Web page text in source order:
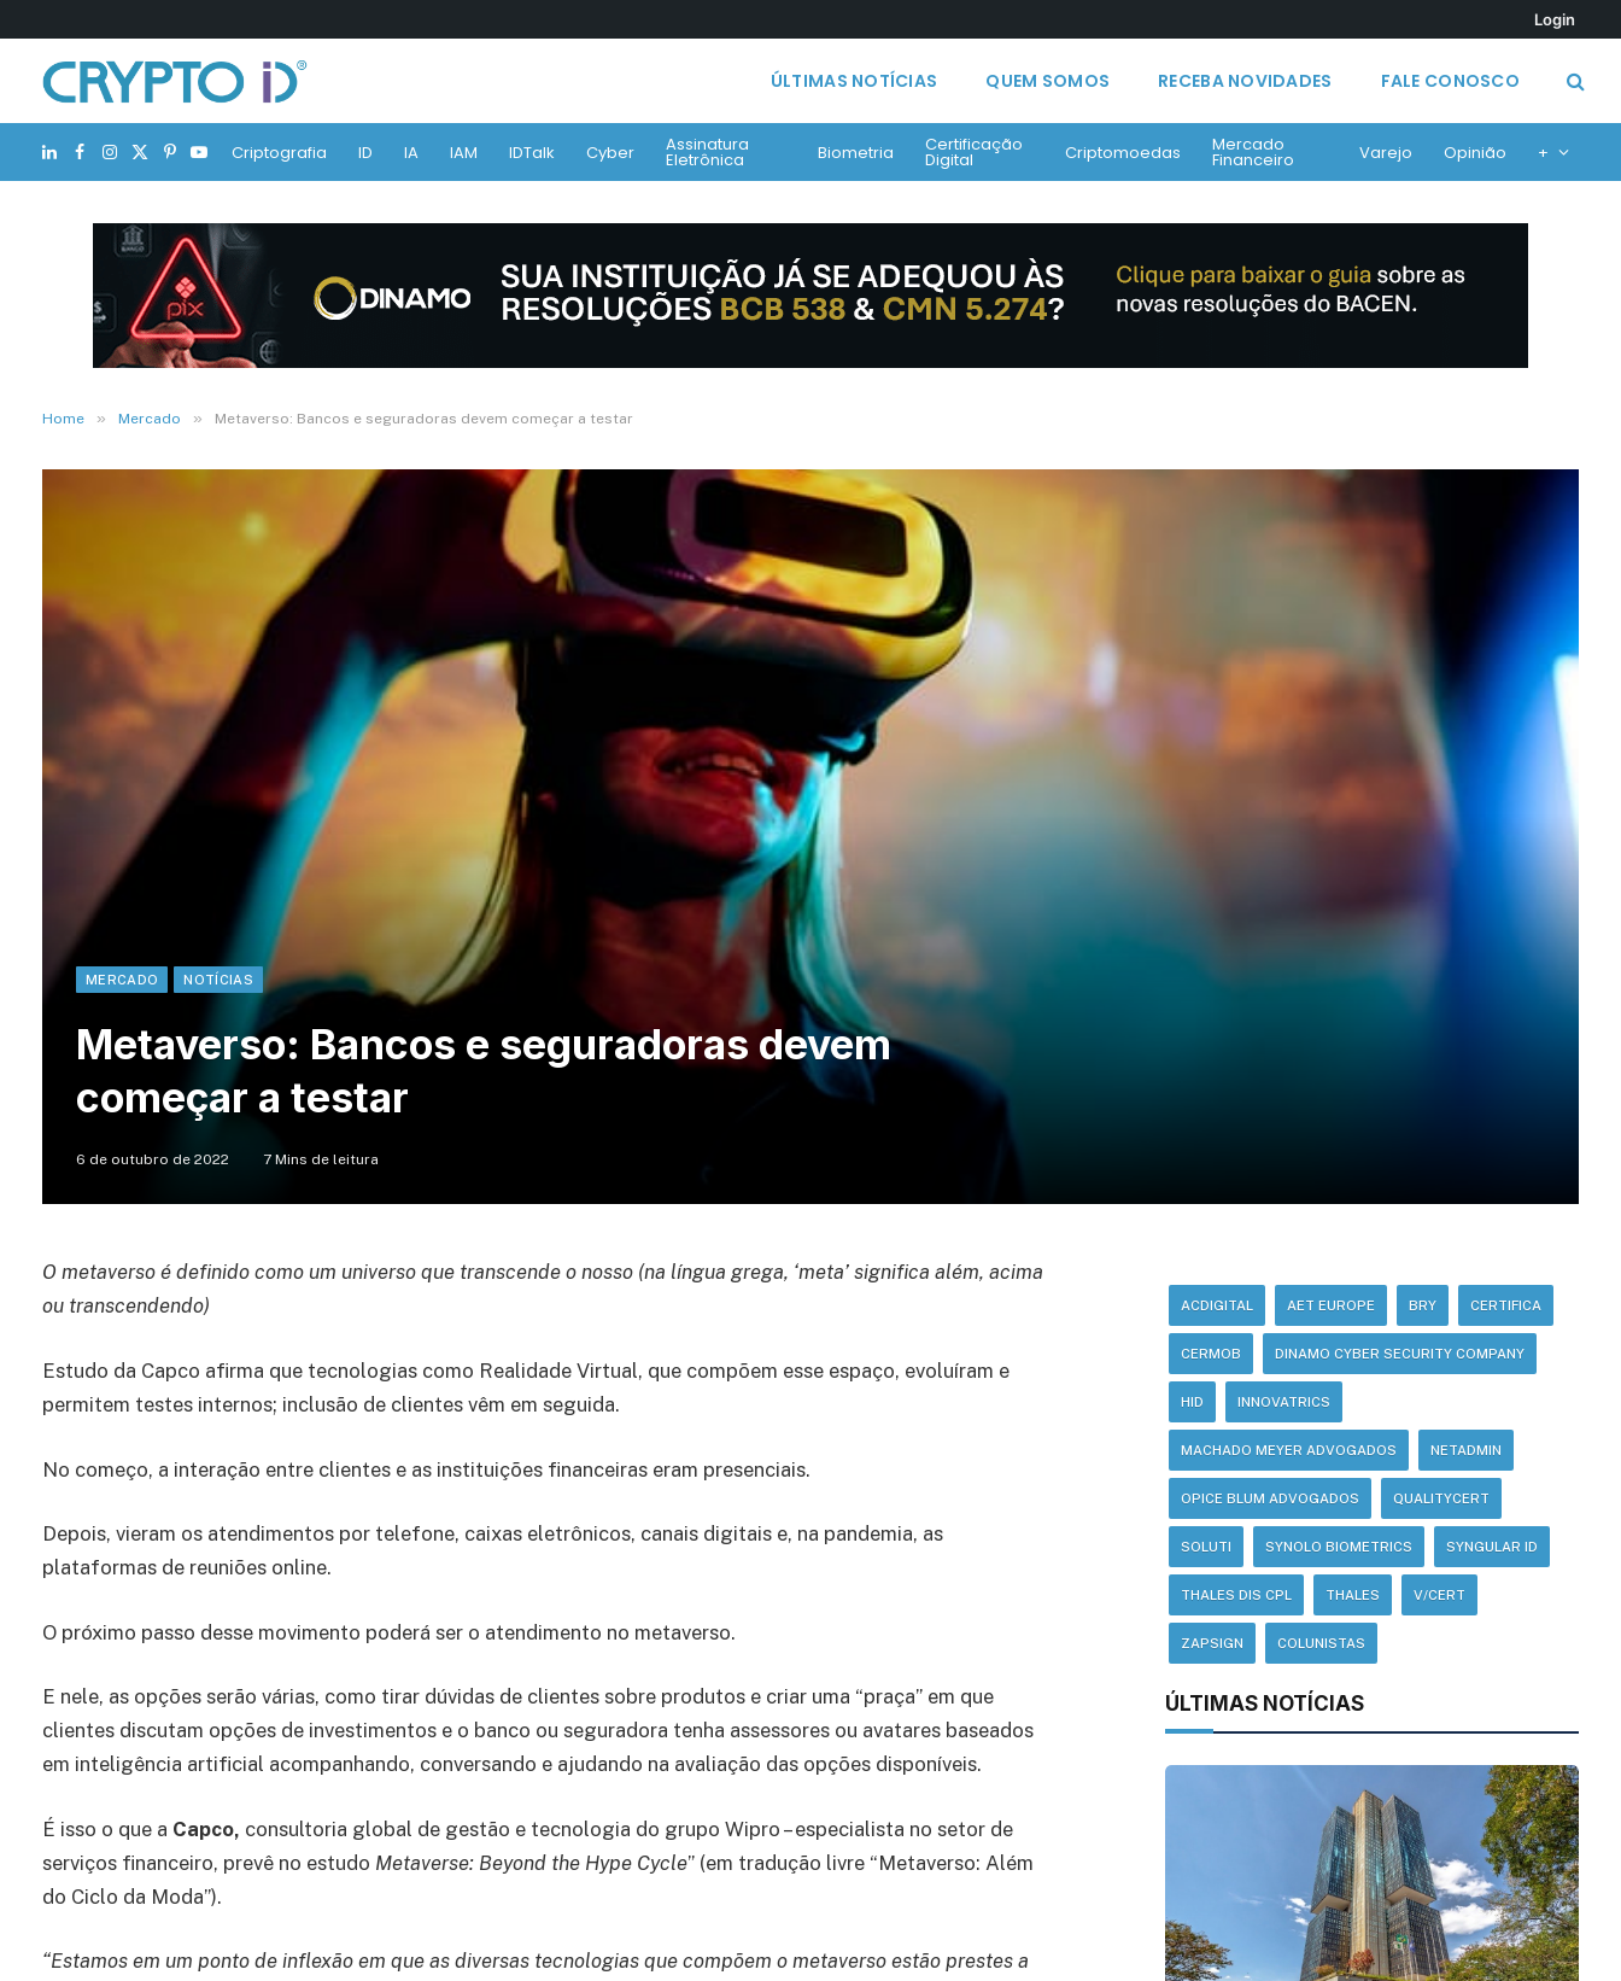
Login
ÚLTIMAS NOTÍCIAS QUEM SOMOS RECEBA NOVIDADES FALE CONOSCO
LinkedIn
Facebook
Instagram
X
(Twitter)
Pinterest
YouTubeCriptografia ID IA IAM IDTalk Cyber Assinatura
Eletrônica Biometria Certificação
Digital Criptomoedas Mercado
Financeiro Varejo Opinião +
Home » Mercado » Metaverso: Bancos e seguradoras devem começar a testar
MERCADO NOTÍCIAS
Metaverso: Bancos e seguradoras devem
começar a testar
6 de outubro de 2022 7 Mins de leitura
O metaverso é definido como um universo que transcende o nosso (na língua grega, ‘meta’ significa além, acima
ou transcendendo)
Estudo da Capco afirma que tecnologias como Realidade Virtual, que compõem esse espaço, evoluíram e
permitem testes internos; inclusão de clientes vêm em seguida.
No começo, a interação entre clientes e as instituições financeiras eram presenciais.
Depois, vieram os atendimentos por telefone, caixas eletrônicos, canais digitais e, na pandemia, as
plataformas de reuniões online.
O próximo passo desse movimento poderá ser o atendimento no metaverso.
E nele, as opções serão várias, como tirar dúvidas de clientes sobre produtos e criar uma “praça” em que
clientes discutam opções de investimentos e o banco ou seguradora tenha assessores ou avatares baseados
em inteligência artificial acompanhando, conversando e ajudando na avaliação das opções disponíveis.
É isso o que a Capco, consultoria global de gestão e tecnologia do grupo Wipro – especialista no setor de
serviços financeiro, prevê no estudo Metaverse: Beyond the Hype Cycle” (em tradução livre “Metaverso: Além
do Ciclo da Moda”).
“Estamos em um ponto de inflexão em que as diversas tecnologias que compõem o metaverso estão prestes a
ACDIGITAL AET EUROPE BRY CERTIFICA
CERMOB DINAMO CYBER SECURITY COMPANY
HID INNOVATRICS
MACHADO MEYER ADVOGADOS NETADMIN
OPICE BLUM ADVOGADOS QUALITYCERT
SOLUTI SYNOLO BIOMETRICS SYNGULAR ID
THALES DIS CPL THALES V/CERT
ZAPSIGN COLUNISTAS
ÚLTIMAS NOTÍCIAS